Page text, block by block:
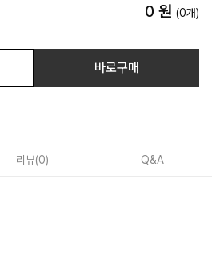
0 원 (0개)
바로구매
리뷰(0) Q&A